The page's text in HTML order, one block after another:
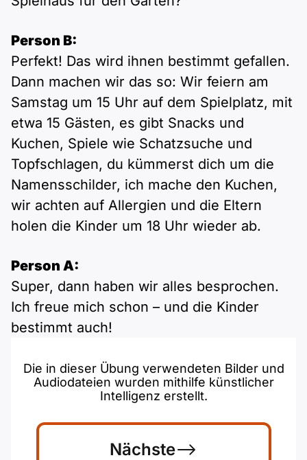
Person B:
Perfekt! Das wird ihnen bestimmt gefallen.
Dann machen wir das so: Wir feiern am
Samstag um 15 Uhr auf dem Spielplatz, mit
etwa 15 Gästen, es gibt Snacks und
Kuchen, Spiele wie Schatzsuche und
Topfschlagen, du kümmerst dich um die
Namensschilder, ich mache den Kuchen,
wir achten auf Allergien und die Eltern
holen die Kinder um 18 Uhr wieder ab.
Person A:
Super, dann haben wir alles besprochen.
Ich freue mich schon – und die Kinder
bestimmt auch!
Nächste
Die in dieser Übung verwendeten Bilder und
Audiodateien wurden mithilfe künstlicher
Intelligenz erstellt.